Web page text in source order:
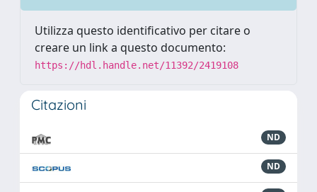
Utilizza questo identificativo per citare o
creare un link a questo documento:
https://hdl.handle.net/11392/2419108
Citazioni
ND
ND